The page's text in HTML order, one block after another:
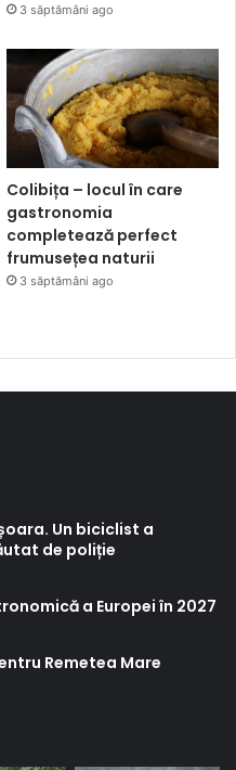
3 săptămâni ago
Colibița – locul în care
gastronomia
completează perfect
frumusețea naturii
3 săptămâni ago
Un biciclist a
de poliție
a Europei în 2027
Remetea Mare